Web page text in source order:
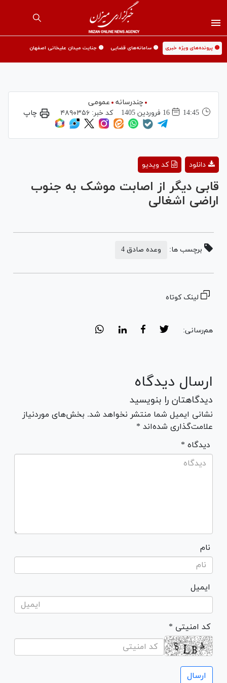
🟡 پرونده‌های ویژه خبری 🟡 سامانه‌های قضایی 🟡 جنایت میدان علیخانی اصفهان
چندرسانه
عمومی
14:45
16 فروردين 1405 کد خبر:۴۸۹۰۳۵۶ چاپ
Video
کد ویدیو دانلود
قابی دیگر از اصابت موشک به جنوب
اراضی اشغالی
برچسب ها: وعده صادق 4
لینک کوتاه
هم‌رسانی:
ارسال دیدگاه
دیدگاهتان را بنویسید
نشانی ایمیل شما منتشر نخواهد شد. بخش‌های موردنیاز
علامت‌گذاری شده‌اند *
* دیدگاه
نام
ایمیل
* کد امنیتی